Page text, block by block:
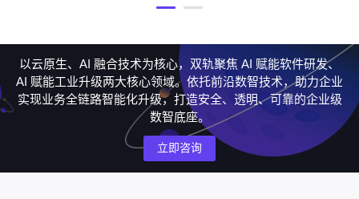
以云原生、AI 融合技术为核心，双轨聚焦 AI 赋能软件研发、
AI 赋能工业升级两大核心领域。依托前沿数智技术，助力企业
实现业务全链路智能化升级，打造安全、透明、可靠的企业级
数智底座。
立即咨询